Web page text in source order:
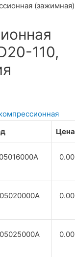
110,
Цена
0.00
0.00
0.00